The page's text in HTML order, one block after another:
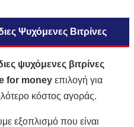
Ψυχόμενες Βιτρίνες
ψυχόμενες βιτρίνες
for money επιλογή για
κόστος αγοράς.
εξοπλισμό που είναι